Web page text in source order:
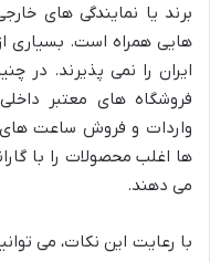
برند یا نمایندگی های
هایی همراه است. بسیاری
ایران را نمی پذیرند. در
فروشگاه های معتبر
واردات و فروش ساعت های
ها اغلب محصولات را با
می دهند.
با رعایت این نکات، می